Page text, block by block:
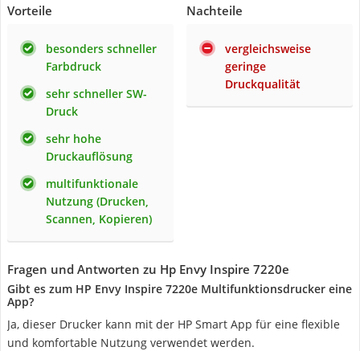
Vorteile
besonders schneller
Farbdruck
sehr schneller SW-
Druck
sehr hohe
Druckauflösung
multifunktionale
Nutzung (Drucken,
Scannen, Kopieren)
Nachteile
vergleichsweise
geringe
Druckqualität
Fragen und Antworten zu Hp Envy Inspire 7220e
Gibt es zum HP Envy Inspire 7220e Multifunktionsdrucker eine
App?
Ja, dieser Drucker kann mit der HP Smart App für eine flexible
und komfortable Nutzung verwendet werden.